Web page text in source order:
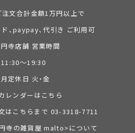
文合計金額1万円以上で
、paypay、代引き ご利用可
寺店舗 営業時間
11:30～19:30
定休日 火・金
レンダーはこちら
はこちらまで 03-3318-7711
寺の雑貨屋 malto>について